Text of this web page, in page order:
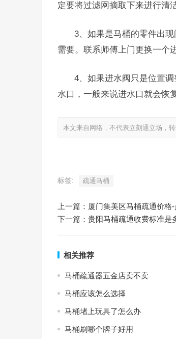
定要将过滤网摘取下来进行清洁
3、如果是马桶的零件出
需要。联系师傅上门更换一个
4、如果进水阀只是位置
水口，一般来说进水口就会恢
本文来自网络，不代表立刻通立场，
标签: 疏通马桶
上一篇： 厦门集美区马桶疏通价格
下一篇： 贵阳马桶疏通收费标准是
相关推荐
马桶疏通器五金店卖不卖
马桶应该怎么选择
马桶堵上玩具了怎么办
马桶刷哪个牌子好用